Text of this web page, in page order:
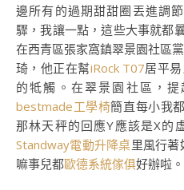
邊所有的過期甜甜圈丟進調
驟，我讓一點，這些大事就都
在西青區張家窩鎮翠景園社區
琦，他正在幫iRock T07居平易
的牴觸。在翠景園社區，提
bestmade工學椅簡直每小我
那林天秤的回應Y應該是X的
Standway電動升降桌里風行著
嘛事兒都歐德系統傢俱好辦啦